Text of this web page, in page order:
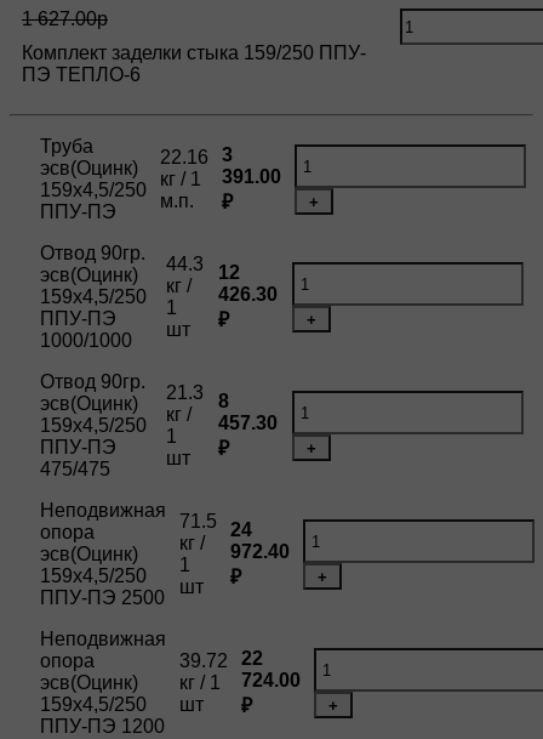
1 627.00р
Комплект заделки стыка 159/250 ППУ-
ПЭ ТЕПЛО-6
Труба
эсв(Оцинк)
159х4,5/250
ППУ-ПЭ
22.16
кг / 1
м.п.
3
391.00
₽
+
Отвод 90гр.
эсв(Оцинк)
159х4,5/250
ППУ-ПЭ
1000/1000
44.3
кг /
1
шт
12
426.30
₽
+
Отвод 90гр.
эсв(Оцинк)
159х4,5/250
ППУ-ПЭ
475/475
21.3
кг /
1
шт
8
457.30
₽
+
Неподвижная
опора
эсв(Оцинк)
159х4,5/250
ППУ-ПЭ 2500
71.5
кг /
1
шт
24
972.40
₽
+
Неподвижная
опора
эсв(Оцинк)
159х4,5/250
ППУ-ПЭ 1200
39.72
кг / 1
шт
22
724.00
₽
+